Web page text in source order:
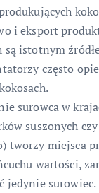
i eksport
są istotnym
często
surowca w
suszonych
tworzy miejsca
wartości,
jedynie surowiec.